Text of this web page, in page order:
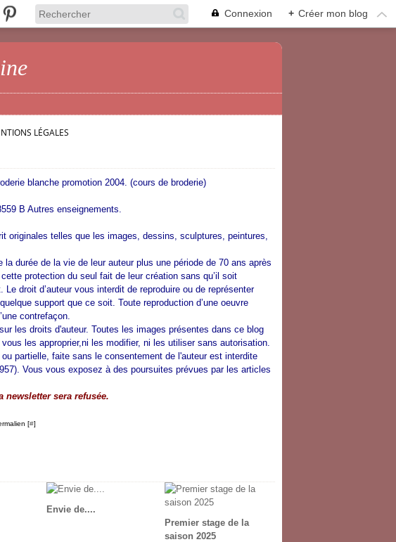
Connexion + Créer mon blog
LÉGALES
blanche promotion 2004. (cours de broderie)
B Autres enseignements.
originales telles que les images, dessins, sculptures, peintures,
la durée de la vie de leur auteur plus une période de 70 ans après
protection du seul fait de leur création sans qu’il soit
droit d’auteur vous interdit de reproduire ou de représenter
support que ce soit. Toute reproduction d’une oeuvre
contrefaçon.
les droits d'auteur. Toutes les images présentes dans ce blog
les approprier,ni les modifier, ni les utiliser sans autorisation.
partielle, faite sans le consentement de l'auteur est interdite
Vous vous exposez à des poursuites prévues par les articles
newsletter sera refusée.
[#]
Envie de....
Premier stage de la
saison 2025